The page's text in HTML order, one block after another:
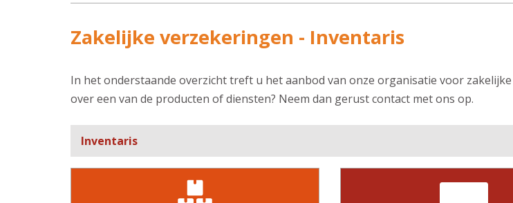
Zakelijke verzekeringen - Inventaris
In het onderstaande overzicht treft u het aanbod van onze organisatie voor
over een van de producten of diensten? Neem dan gerust contact met ons op.
Inventaris